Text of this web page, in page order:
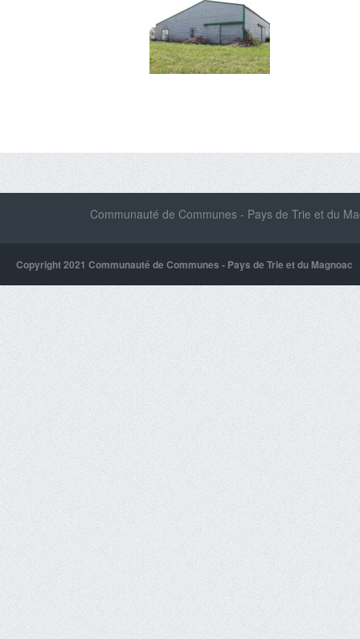
Communauté de Communes - Pays de Trie et du
Copyright 2021 Communauté de Communes - Pays de Trie et du Magnoac